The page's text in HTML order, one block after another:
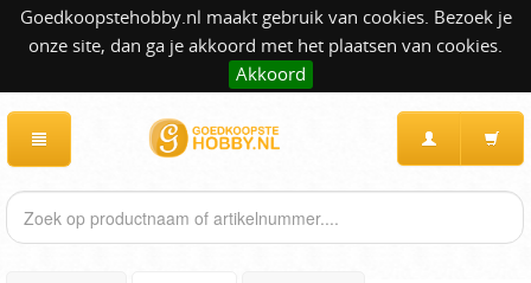
Goedkoopstehobby.nl maakt gebruik van cookies. Bezoek je
onze site, dan ga je akkoord met het plaatsen van cookies.
Akkoord